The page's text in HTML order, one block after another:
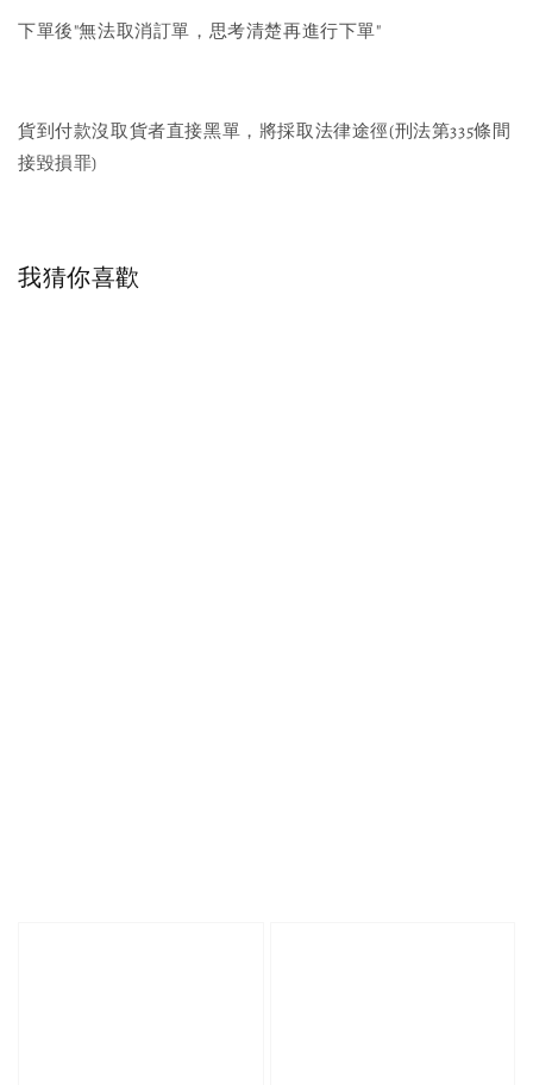
下單後"無法取消訂單，思考清楚再進行下單"
貨到付款沒取貨者直接黑單，將採取法律途徑(刑法第335條間
接毀損罪)
我猜你喜歡